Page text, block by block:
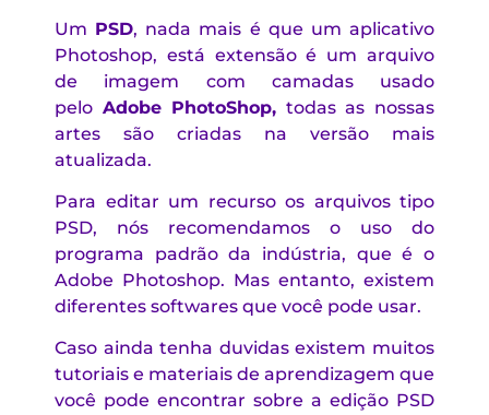
Um PSD, nada mais é que um aplicativo
Photoshop, está extensão é um arquivo
de imagem com camadas usado
pelo Adobe PhotoShop, todas as nossas
artes são criadas na versão mais
atualizada.
Para editar um recurso os arquivos tipo
PSD, nós recomendamos o uso do
programa padrão da indústria, que é o
Adobe Photoshop. Mas entanto, existem
diferentes softwares que você pode usar.
Caso ainda tenha duvidas existem muitos
tutoriais e materiais de aprendizagem que
você pode encontrar sobre a edição PSD